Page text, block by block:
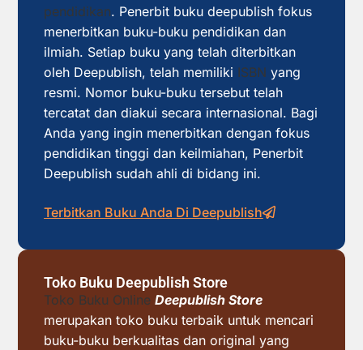
pendidikan. Penerbit buku deepublish fokus
menerbitkan buku-buku pendidikan dan
ilmiah. Setiap buku yang telah diterbitkan
oleh Deepublish, telah memiliki ISBN yang
resmi. Nomor buku-buku tersebut telah
tercatat dan diakui secara internasional. Bagi
Anda yang ingin menerbitkan dengan fokus
pendidikan tinggi dan keilmiahan, Penerbit
Deepublish sudah ahli di bidang ini.
Terbitkan Buku Anda Di Deepublish
Toko Buku Deepublish Store
Toko Buku Online Deepublish Store
merupakan toko buku terbaik untuk mencari
buku-buku berkualitas dan original yang